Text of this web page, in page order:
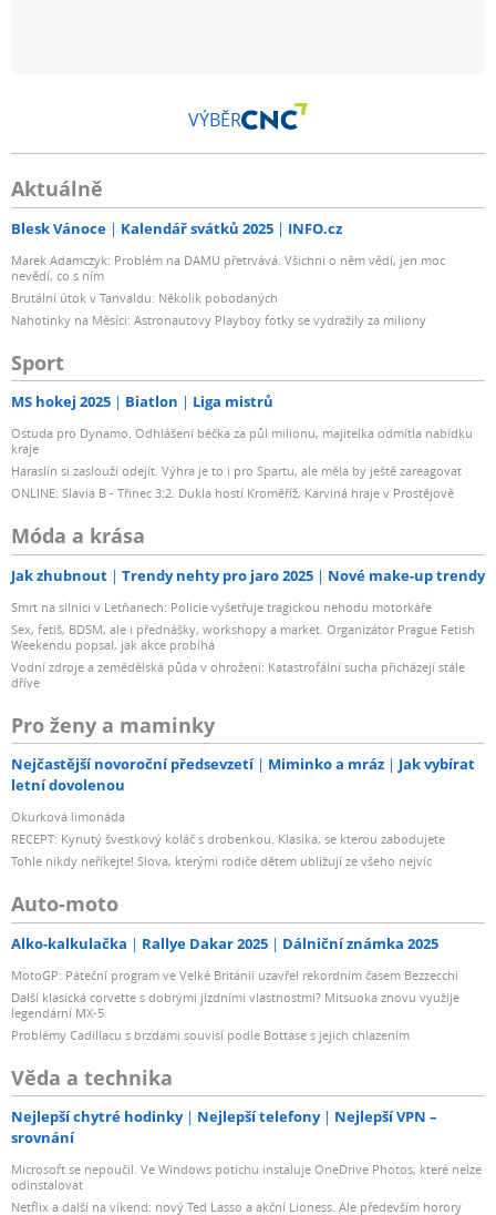
VÝBĚR
Aktuálně
Blesk Vánoce Kalendář svátků 2025 INFO.cz
Marek Adamczyk: Problém na DAMU přetrvává. Všichni o něm vědí, jen moc
nevědí, co s ním
Brutální útok v Tanvaldu: Několik pobodaných
Nahotinky na Měsíci: Astronautovy Playboy fotky se vydražily za miliony
Sport
MS hokej 2025 Biatlon Liga mistrů
Ostuda pro Dynamo. Odhlášení béčka za půl milionu, majitelka odmítla nabídku
kraje
Haraslín si zaslouží odejít. Výhra je to i pro Spartu, ale měla by ještě zareagovat
ONLINE: Slavia B - Třinec 3:2. Dukla hostí Kroměříž, Karviná hraje v Prostějově
Móda a krása
Jak zhubnout Trendy nehty pro jaro 2025 Nové make-up trendy
Smrt na silnici v Letňanech: Policie vyšetřuje tragickou nehodu motorkáře
Sex, fetiš, BDSM, ale i přednášky, workshopy a market. Organizátor Prague Fetish
Weekendu popsal, jak akce probíhá
Vodní zdroje a zemědělská půda v ohrožení: Katastrofální sucha přicházejí stále
dříve
Pro ženy a maminky
Nejčastější novoroční předsevzetí Miminko a mráz
Jak vybírat
letní dovolenou
Okurková limonáda
RECEPT: Kynutý švestkový koláč s drobenkou. Klasika, se kterou zabodujete
Tohle nikdy neříkejte! Slova, kterými rodiče dětem ubližují ze všeho nejvíc
Auto-moto
Alko-kalkulačka Rallye Dakar 2025 Dálniční známka 2025
MotoGP: Páteční program ve Velké Británii uzavřel rekordním časem Bezzecchi
Další klasická corvette s dobrými jízdními vlastnostmi? Mitsuoka znovu využije
legendární MX-5
Problémy Cadillacu s brzdami souvisí podle Bottase s jejich chlazením
Věda a technika
Nejlepší chytré hodinky Nejlepší telefony
Nejlepší VPN –
srovnání
Microsoft se nepoučil. Ve Windows potichu instaluje OneDrive Photos, které nelze
odinstalovat
Netflix a další na víkend: nový Ted Lasso a akční Lioness. Ale především horory